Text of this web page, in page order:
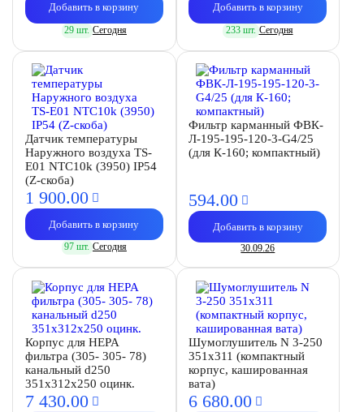
Добавить в корзину
29 шт. Сегодня
Добавить в корзину
233 шт. Сегодня
Датчик температуры
Наружного воздуха TS-
E01 NTC10k (3950) IP54
(Z-скоба)
1 900.00
Добавить в корзину
97 шт. Сегодня
Фильтр карманный ФВК-
Л-195-195-120-3-G4/25
(для К-160; компактный)
594.00
Добавить в корзину
30.09.26
Корпус для HEPA
фильтра (305- 305- 78)
канальный d250
351х312х250 оцинк.
7 430.00
Шумоглушитель N 3-250
351х311 (компактный
корпус, кашированная
вата)
6 680.00